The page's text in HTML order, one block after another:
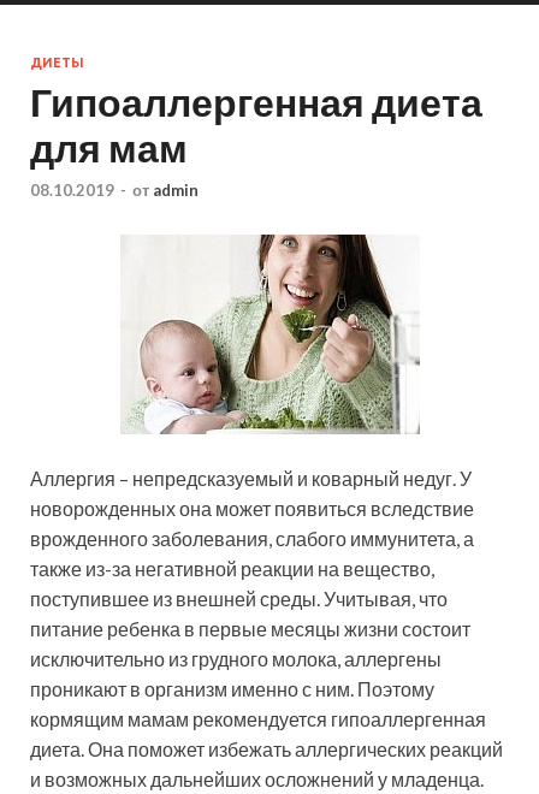
ДИЕТЫ
Гипоаллергенная диета
для мам
08.10.2019 - от admin
Аллергия – непредсказуемый и коварный недуг. У
новорожденных она может появиться вследствие
врожденного заболевания, слабого иммунитета, а
также из-за негативной реакции на вещество,
поступившее из внешней среды. Учитывая, что
питание ребенка в первые месяцы жизни состоит
исключительно из грудного молока, аллергены
проникают в организм именно с ним. Поэтому
кормящим мамам рекомендуется гипоаллергенная
диета. Она поможет избежать аллергических реакций
и возможных дальнейших осложнений у младенца.